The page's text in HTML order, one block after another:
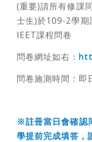
(重要)請所有修課
士生)於109-2學
IEET課程問卷
問卷網址如右：
問卷施測時間：即
※註冊當日會確認
學提前完成填答，